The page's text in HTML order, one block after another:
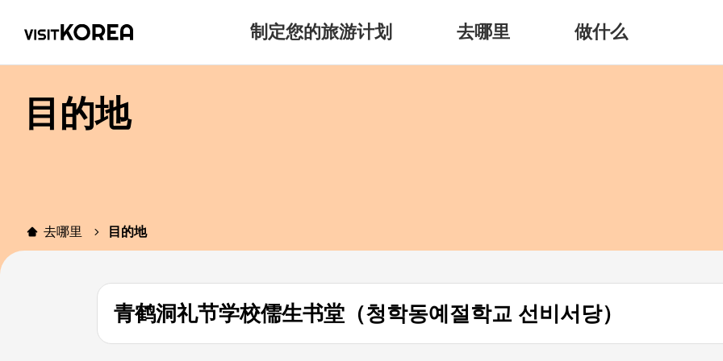
制定您的旅游计划 去哪里 做什么
目的地
去哪里 目的地
青鹤洞礼节学校儒生书堂（청학동예절학교 선비서당）